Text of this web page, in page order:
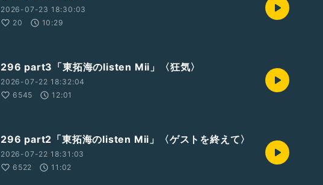
2026-07-23 18:30:03
20
10:29
296 part3「東拓海のlisten Mii」〈狂気〉
2026-07-22 18:32:04
6545
12:01
296 part2「東拓海のlisten Mii」〈ゲストを終えて〉
2026-07-22 18:31:03
6522
11:02